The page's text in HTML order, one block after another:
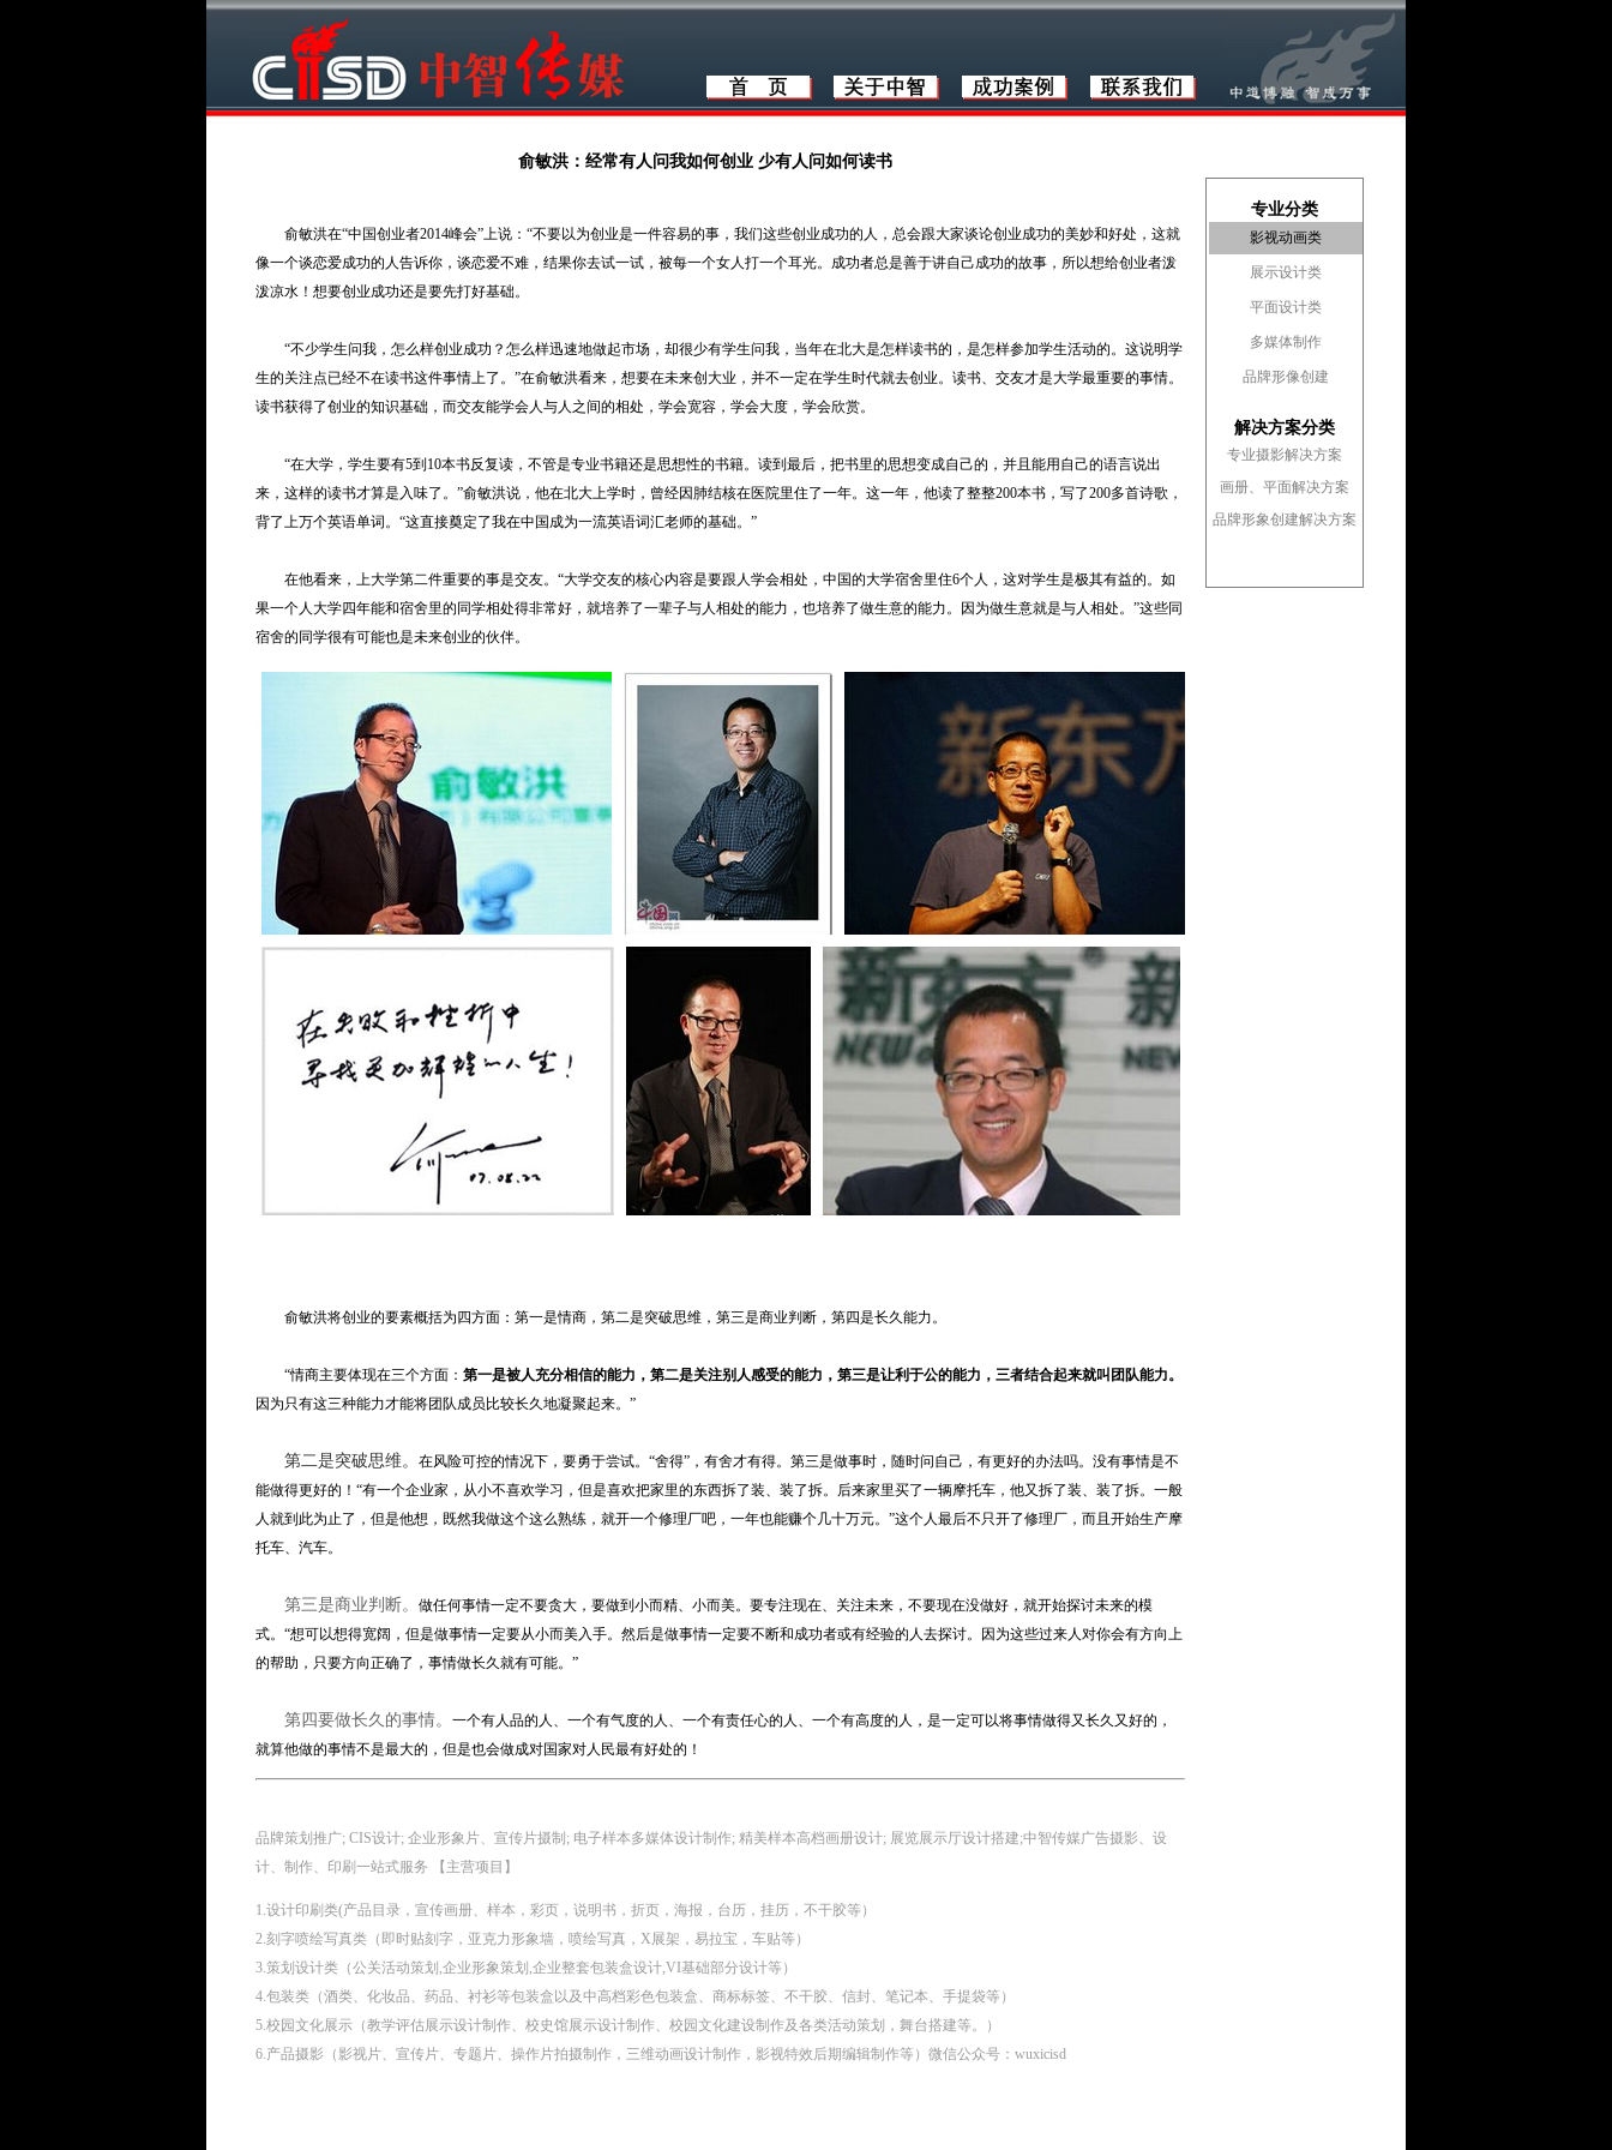
俞敏洪：经常有人问我如何创业 少有人问如何读书
俞敏洪在“中国创业者2014峰会”上说：“不要以为创业是一件容易的事，我们这些创业成功的人，总会跟大家谈论创业成功的美妙和好处，这就
像一个谈恋爱成功的人告诉你，谈恋爱不难，结果你去试一试，被每一个女人打一个耳光。成功者总是善于讲自己成功的故事，所以想给创业者泼
泼凉水！想要创业成功还是要先打好基础。
“不少学生问我，怎么样创业成功？怎么样迅速地做起市场，却很少有学生问我，当年在北大是怎样读书的，是怎样参加学生活动的。这说明学
生的关注点已经不在读书这件事情上了。”在俞敏洪看来，想要在未来创大业，并不一定在学生时代就去创业。读书、交友才是大学最重要的事情。
读书获得了创业的知识基础，而交友能学会人与人之间的相处，学会宽容，学会大度，学会欣赏。
“在大学，学生要有5到10本书反复读，不管是专业书籍还是思想性的书籍。读到最后，把书里的思想变成自己的，并且能用自己的语言说出
来，这样的读书才算是入味了。”俞敏洪说，他在北大上学时，曾经因肺结核在医院里住了一年。这一年，他读了整整200本书，写了200多首诗歌，
背了上万个英语单词。“这直接奠定了我在中国成为一流英语词汇老师的基础。”
在他看来，上大学第二件重要的事是交友。“大学交友的核心内容是要跟人学会相处，中国的大学宿舍里住6个人，这对学生是极其有益的。如
果一个人大学四年能和宿舍里的同学相处得非常好，就培养了一辈子与人相处的能力，也培养了做生意的能力。因为做生意就是与人相处。”这些同
宿舍的同学很有可能也是未来创业的伙伴。
俞敏洪将创业的要素概括为四方面：第一是情商，第二是突破思维，第三是商业判断，第四是长久能力。
“情商主要体现在三个方面： 第一是被人充分相信的能力，第二是关注别人感受的能力，第三是让利于公的能力，三者结合起来就叫团队能力。
因为只有这三种能力才能将团队成员比较长久地凝聚起来。”
第二是突破思维。 在风险可控的情况下，要勇于尝试。“舍得”，有舍才有得。第三是做事时，随时问自己，有更好的办法吗。没有事情是不
能做得更好的！“有一个企业家，从小不喜欢学习，但是喜欢把家里的东西拆了装、装了拆。后来家里买了一辆摩托车，他又拆了装、装了拆。一般
人就到此为止了，但是他想，既然我做这个这么熟练，就开一个修理厂吧，一年也能赚个几十万元。”这个人最后不只开了修理厂，而且开始生产摩
托车、汽车。
第三是商业判断。 做任何事情一定不要贪大，要做到小而精、小而美。要专注现在、关注未来，不要现在没做好，就开始探讨未来的模
式。“想可以想得宽阔，但是做事情一定要从小而美入手。然后是做事情一定要不断和成功者或有经验的人去探讨。因为这些过来人对你会有方向上
的帮助，只要方向正确了，事情做长久就有可能。”
第四要做长久的事情。 一个有人品的人、一个有气度的人、一个有责任心的人、一个有高度的人，是一定可以将事情做得又长久又好的，
就算他做的事情不是最大的，但是也会做成对国家对人民最有好处的！
品牌策划推广; CIS设计; 企业形象片、宣传片摄制; 电子样本多媒体设计制作; 精美样本高档画册设计; 展览展示厅设计搭建;中智传媒广告摄影、设
计、制作、印刷一站式服务 【主营项目】
1.设计印刷类(产品目录，宣传画册、样本，彩页，说明书，折页，海报，台历，挂历，不干胶等）
2.刻字喷绘写真类（即时贴刻字，亚克力形象墙，喷绘写真，X展架，易拉宝，车贴等）
3.策划设计类（公关活动策划,企业形象策划,企业整套包装盒设计,VI基础部分设计等）
4.包装类（酒类、化妆品、药品、衬衫等包装盒以及中高档彩色包装盒、商标标签、不干胶、信封、笔记本、手提袋等）
5.校园文化展示（教学评估展示设计制作、校史馆展示设计制作、校园文化建设制作及各类活动策划，舞台搭建等。）
6.产品摄影（影视片、宣传片、专题片、操作片拍摄制作，三维动画设计制作，影视特效后期编辑制作等）微信公众号：wuxicisd
专业分类
影视动画类
展示设计类
平面设计类
多媒体制作
品牌形像创建
解决方案分类
专业摄影解决方案
画册、平面解决方案
品牌形象创建解决方案